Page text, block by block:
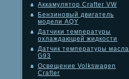
Аккамулятор Crafter VW
Бензиновый двигатель
модели AQY
Датчики температуры
охлаждающей жидкости
Датчик температуры масла
G93
Освещение Volkswagen
Crafter